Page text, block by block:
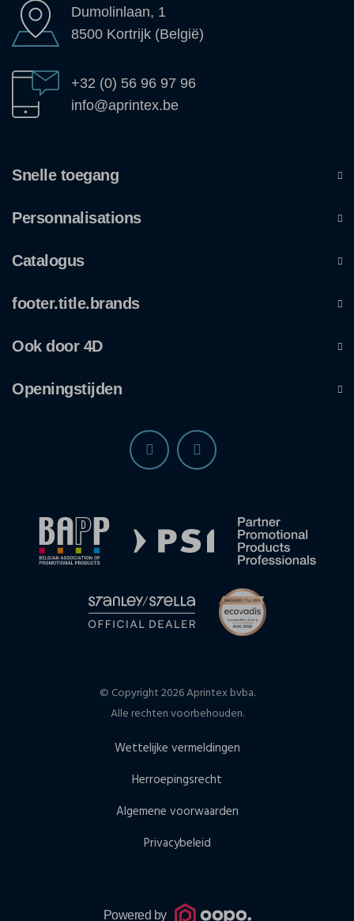
Dumolinlaan, 1
8500 Kortrijk (België)
+32 (0) 56 96 97 96
info@aprintex.be
Snelle toegang
Personnalisations
Catalogus
footer.title.brands
Ook door 4D
Openingstijden
© Copyright 2026 Aprintex bvba.
Alle rechten voorbehouden.
Wettelijke vermeldingen
Herroepingsrecht
Algemene voorwaarden
Privacybeleid
Powered by